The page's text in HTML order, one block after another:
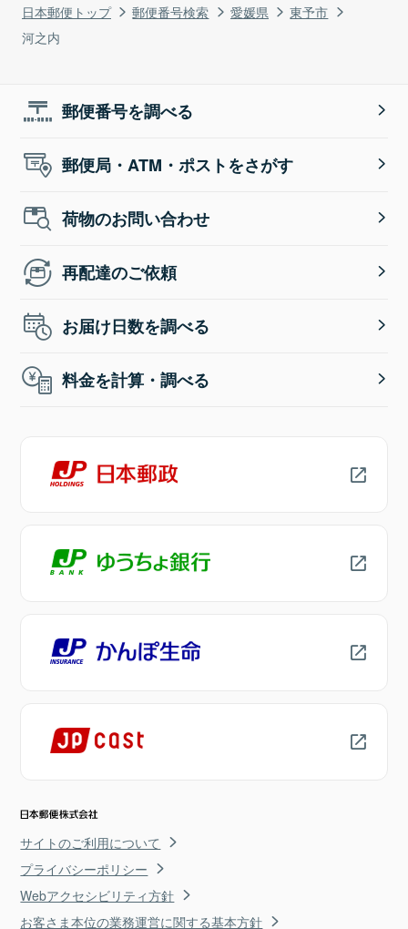
日本郵便トップ 郵便番号検索 愛媛県
東予市
河之内
郵便番号を調べる
郵便局・ATM・ポストをさがす
荷物のお問い合わせ
再配達のご依頼
お届け日数を調べる
料金を計算・調べる
サイトのご利用について
プライバシーポリシー
Webアクセシビリティ方針
お客さま本位の業務運営に関する基本方針